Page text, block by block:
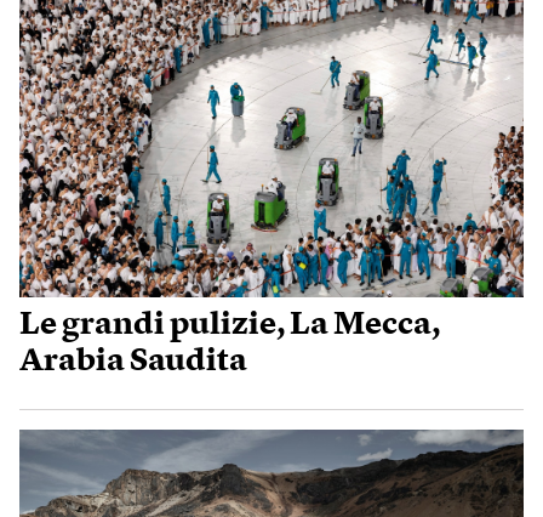
Le grandi pulizie, La Mecca,
Arabia Saudita